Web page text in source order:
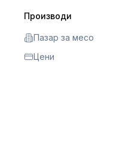
Производи
Пазар за месо
Цени